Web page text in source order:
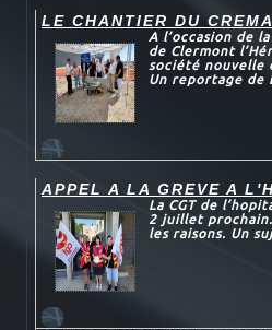
LE CHANTIER DU
A l’occasion de
de Clermont
société nouvelle
Un reportage de
APPEL A LA GREVE A
La CGT de
2 juillet
les raisons. Un